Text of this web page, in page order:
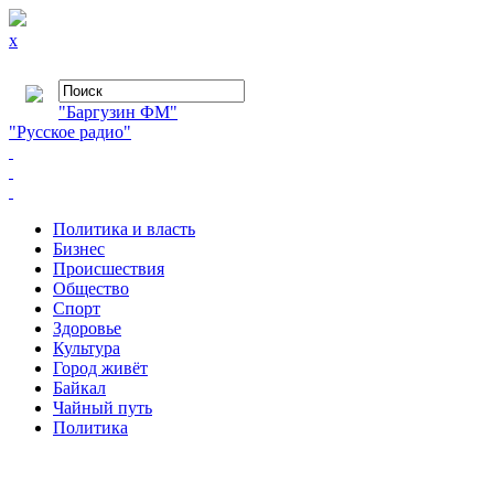
x
"Баргузин ФМ"
"Русское радио"
Политика и власть
Бизнес
Происшествия
Общество
Cпорт
Здоровье
Культура
Город живёт
Байкал
Чайный путь
Политика